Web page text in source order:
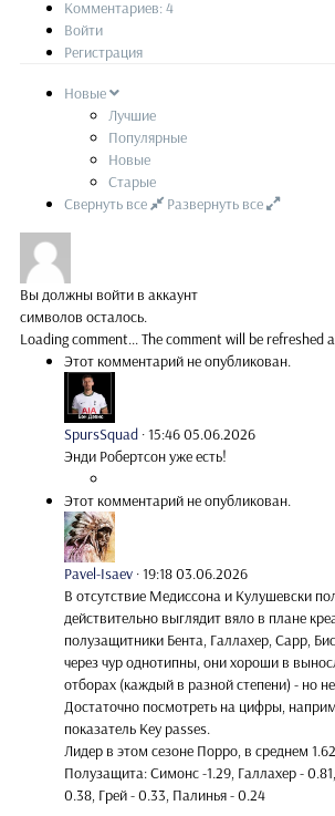
Комментариев: 4
Войти
Регистрация
Новые
Лучшие
Популярные
Новые
Старые
Свернуть все
Развернуть все
Вы должны войти в аккаунт
символов осталось.
Loading comment...The comment will be refreshed
Этот комментарий не опубликован.
SpursSquad ·15:46 05.06.2026
Энди Робертсон уже есть!
Этот комментарий не опубликован.
Pavel-Isaev ·19:18 03.06.2026
В отсутствие Медиссона и Кулушевски
действительно выглядит вяло в плане
полузащитники Бента, Галлахер, Сарр,
через чур однотипны, они хороши в
отборах (каждый в разной степени) - но
Достаточно посмотреть на цифры,
показатель Key passes.
Лидер в этом сезоне Порро, в среднем
Полузащита: Симонс -1.29, Галлахер -
0.38, Грей - 0.33, Палинья - 0.24